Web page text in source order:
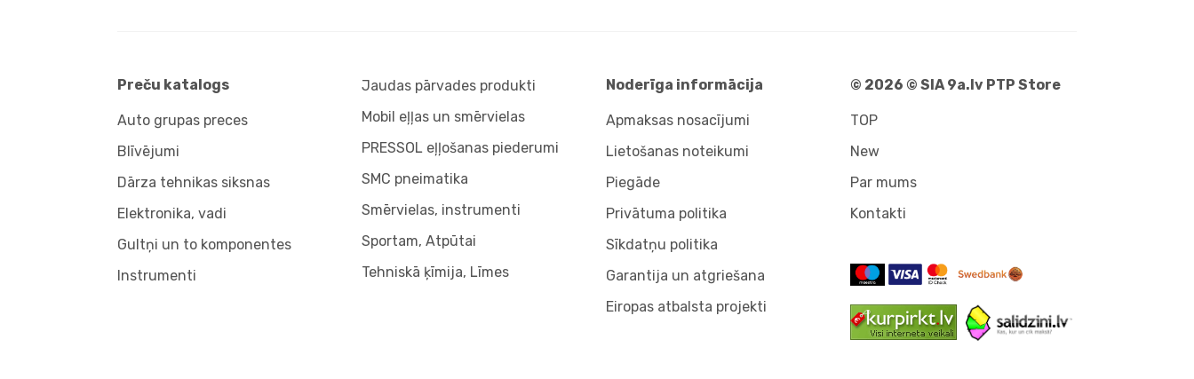
Preču katalogs
Auto grupas preces
Blīvējumi
Dārza tehnikas siksnas
Elektronika, vadi
Gultņi un to komponentes
Instrumenti
Jaudas pārvades produkti
Mobil eļļas un smērvielas
PRESSOL eļļošanas piederumi
SMC pneimatika
Smērvielas, instrumenti
Sportam, Atpūtai
Tehniskā ķīmija, Līmes
Noderīga informācija
Apmaksas nosacījumi
Lietošanas noteikumi
Piegāde
Privātuma politika
Sīkdatņu politika
Garantija un atgriešana
Eiropas atbalsta projekti
© 2026 © SIA 9a.lv PTP Store
TOP
New
Par mums
Kontakti